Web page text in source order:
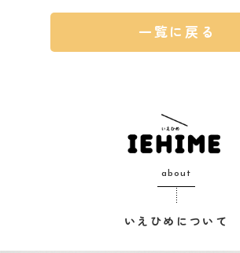
一覧に戻る
about
いえひめについて